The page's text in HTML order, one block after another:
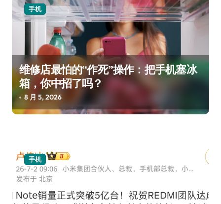
手机
维修店最怕的“作死”操作：把手机塞冰
箱，你中招了吗？
8 月 5, 2026
手机